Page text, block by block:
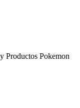
Productos Pokemon